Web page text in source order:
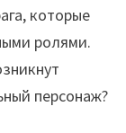
которые
ролями.
персонаж?